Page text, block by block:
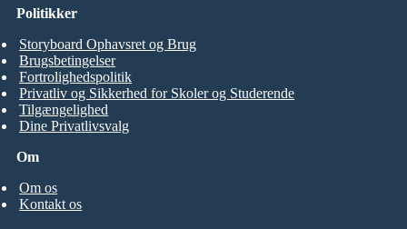
Om
Om os
Kontakt os
Politikker
Storyboard Ophavsret og Brug
Brugsbetingelser
Fortrolighedspolitik
Privatliv og Sikkerhed for Skoler og Studerende
Tilgængelighed
Dine Privatlivsvalg